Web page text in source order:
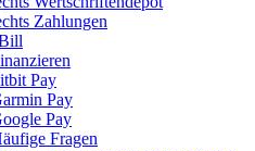
Zahlungen
Pay
Pay
Pay
Fragen